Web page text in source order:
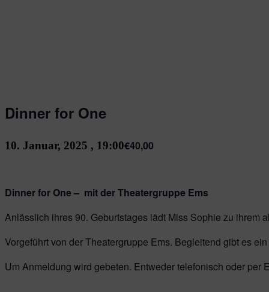
Dinner for One
10. Januar, 2025 , 19:00€40,00
Dinner for One – mit der Theatergruppe Ems
Anlässlich ihres 90. Geburtstages lädt Miss Sophie zu ihrem
Vorgeführt von der Theatergruppe Ems. Begleitend gibt es
Um Anmeldung wird gebeten. Entweder telefonisch oder per